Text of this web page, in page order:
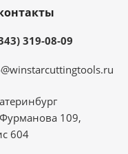
319-08-09
109,
604